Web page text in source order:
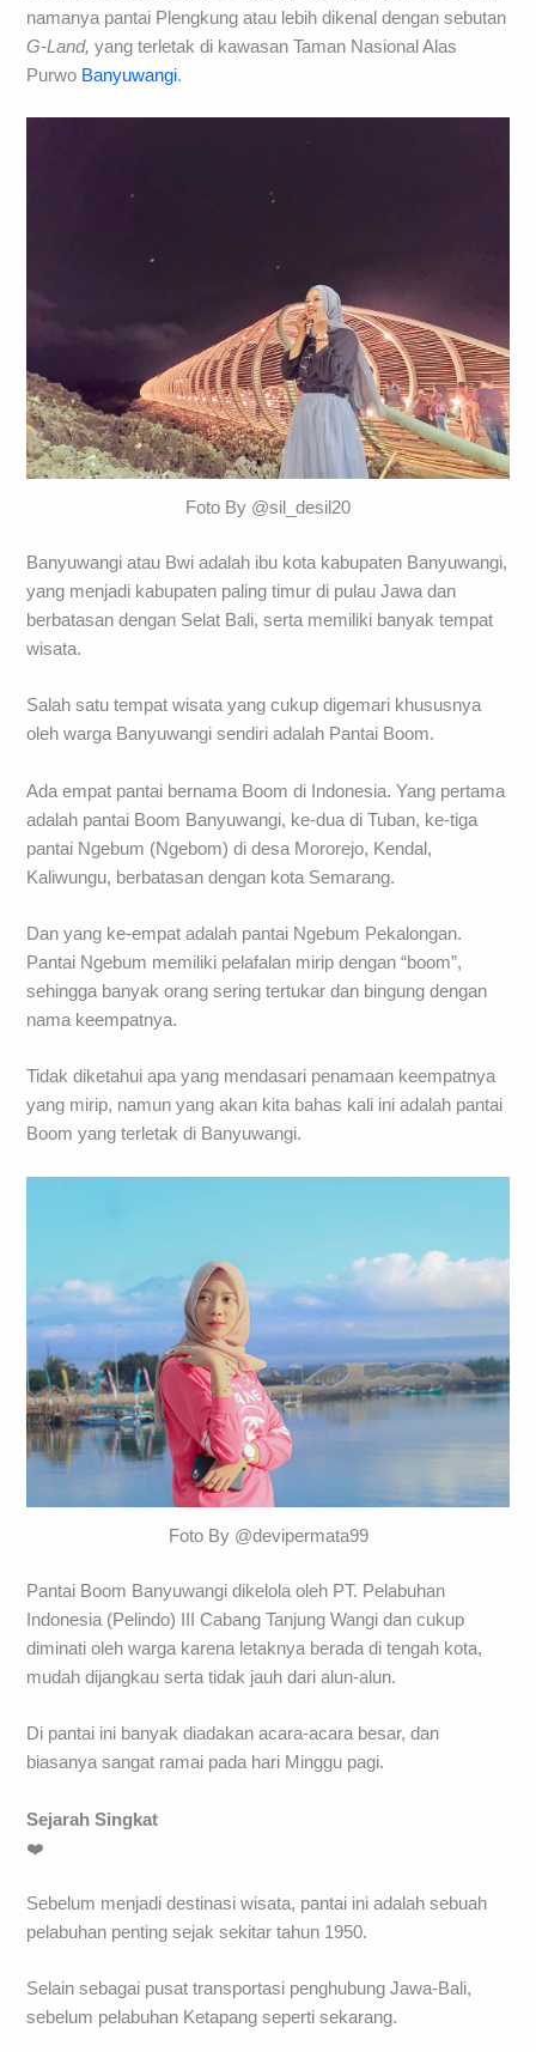
namanya pantai Plengkung atau lebih dikenal dengan sebutan
G-Land, yang terletak di kawasan Taman Nasional Alas
Purwo Banyuwangi.
Foto By @sil_desil20
Banyuwangi atau Bwi adalah ibu kota kabupaten Banyuwangi,
yang menjadi kabupaten paling timur di pulau Jawa dan
berbatasan dengan Selat Bali, serta memiliki banyak tempat
wisata.
Salah satu tempat wisata yang cukup digemari khususnya
oleh warga Banyuwangi sendiri adalah Pantai Boom.
Ada empat pantai bernama Boom di Indonesia. Yang pertama
adalah pantai Boom Banyuwangi, ke-dua di Tuban, ke-tiga
pantai Ngebum (Ngebom) di desa Mororejo, Kendal,
Kaliwungu, berbatasan dengan kota Semarang.
Dan yang ke-empat adalah pantai Ngebum Pekalongan.
Pantai Ngebum memiliki pelafalan mirip dengan “boom”,
sehingga banyak orang sering tertukar dan bingung dengan
nama keempatnya.
Tidak diketahui apa yang mendasari penamaan keempatnya
yang mirip, namun yang akan kita bahas kali ini adalah pantai
Boom yang terletak di Banyuwangi.
Foto By @devipermata99
Pantai Boom Banyuwangi dikelola oleh PT. Pelabuhan
Indonesia (Pelindo) III Cabang Tanjung Wangi dan cukup
diminati oleh warga karena letaknya berada di tengah kota,
mudah dijangkau serta tidak jauh dari alun-alun.
Di pantai ini banyak diadakan acara-acara besar, dan
biasanya sangat ramai pada hari Minggu pagi.
Sejarah Singkat
❤️
Sebelum menjadi destinasi wisata, pantai ini adalah sebuah
pelabuhan penting sejak sekitar tahun 1950.
Selain sebagai pusat transportasi penghubung Jawa-Bali,
sebelum pelabuhan Ketapang seperti sekarang.